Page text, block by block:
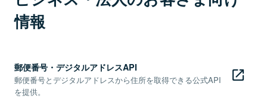
情報
郵便番号・デジタルアドレスAPI
郵便番号とデジタルアドレスから住所を取得できる公式API
を提供。